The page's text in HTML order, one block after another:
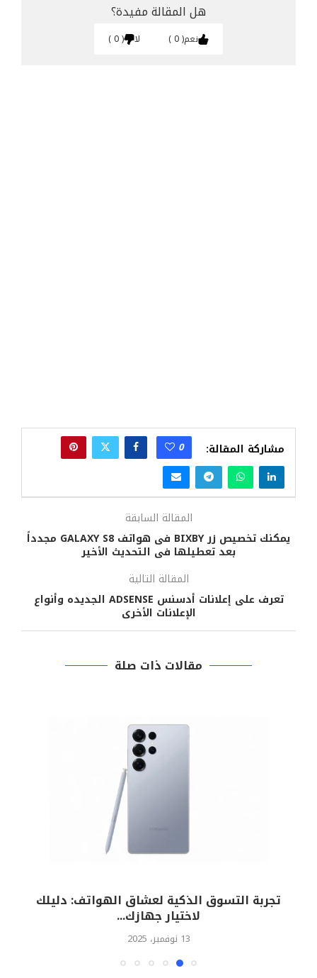
هل المقالة مفيدة؟
نعم 0 لا 0
مشاركة المقالة: 0
المقالة السابقة
يمكنك تخصيص زر BIXBY فى هواتف GALAXY S8 مجدداً
بعد تعطيلها فى التحديث الأخير
المقالة التالية
تعرف على إعلانات أدسنس ADSENSE الجديده وأنواع
الإعلانات الأخرى
مقالات ذات صلة
تجربة التسوق الذكية لعشاق الهواتف: دليلك
لاختيار جهازك...
13 نوفمبر، 2025